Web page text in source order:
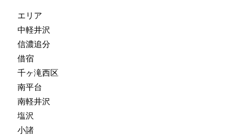
エリア
中軽井沢
信濃追分
借宿
千ヶ滝西区
南平台
南軽井沢
塩沢
小諸